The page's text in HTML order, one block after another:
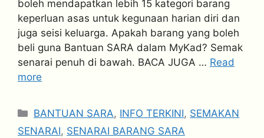
boleh mendapatkan lebih 15 kategori barang
keperluan asas untuk kegunaan harian diri dan
juga seisi keluarga. Apakah barang yang boleh
beli guna Bantuan SARA dalam MyKad? Semak
senarai penuh di bawah. BACA JUGA … Read
more
Categories
BANTUAN SARA, INFO TERKINI, SEMAKAN
SENARAI, SENARAI BARANG SARA